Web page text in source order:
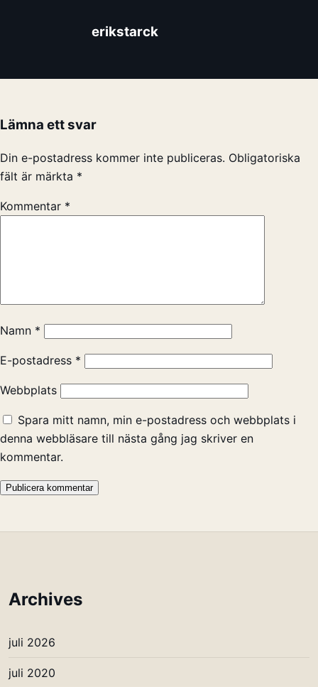
erikstarck
Lämna ett svar
Din e-postadress kommer inte publiceras. Obligatoriska
fält är märkta *
Kommentar *
Namn *
E-postadress *
Webbplats
Spara mitt namn, min e-postadress och webbplats i
denna webbläsare till nästa gång jag skriver en
kommentar.
Archives
juli 2026
juli 2020